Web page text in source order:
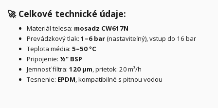
🚀 Celkové technické údaje:
Materiál telesa: mosadz CW617N
Prevádzkový tlak: 1–6 bar(nastaviteľný), vstup do 16 bar
Teplota média: 5–50 °C
Pripojenie: ½" BSP
Jemnosť filtra: 120 µm, prietok: 20 m³/h
Tesnenie: EPDM, kompatibilné s pitnou vodou